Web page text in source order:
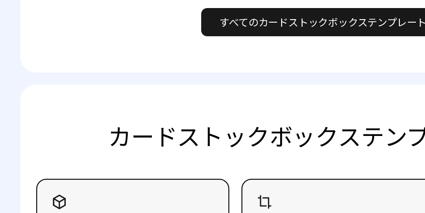
すべてのカードストックボックステンプレー
カードストックボックステン